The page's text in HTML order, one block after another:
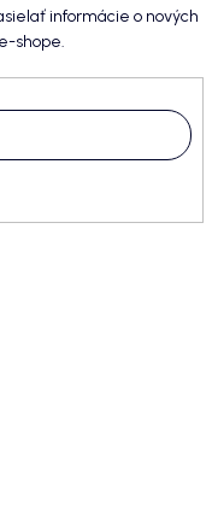
informácie o nových
shope.